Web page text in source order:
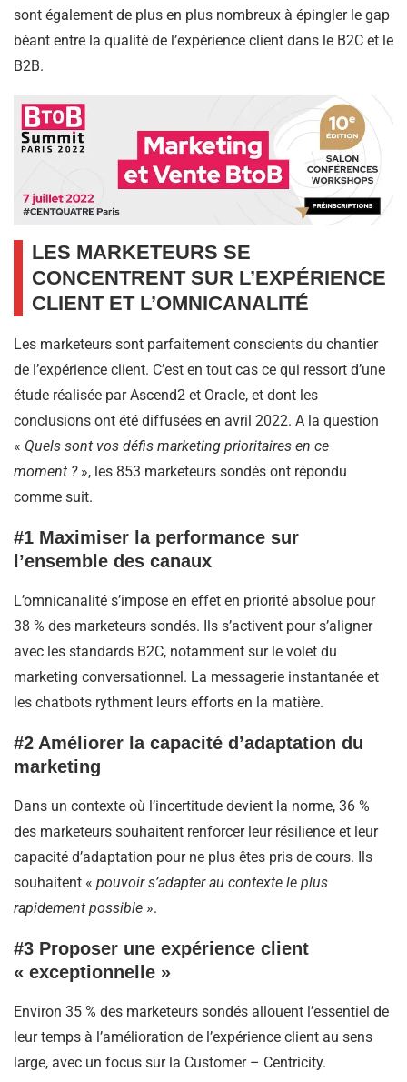
sont également de plus en plus nombreux à épingler le gap
béant entre la qualité de l’expérience client dans le B2C et le
B2B.
LES MARKETEURS SE
CONCENTRENT SUR L’EXPÉRIENCE
CLIENT ET L’OMNICANALITÉ
Les marketeurs sont parfaitement conscients du chantier
de l’expérience client. C’est en tout cas ce qui ressort d’une
étude réalisée par Ascend2 et Oracle, et dont les
conclusions ont été diffusées en avril 2022. A la question
« Quels sont vos défis marketing prioritaires en ce
moment ?», les 853 marketeurs sondés ont répondu
comme suit.
#1 Maximiser la performance sur
l’ensemble des canaux
L’omnicanalité s’impose en effet en priorité absolue pour
38 % des marketeurs sondés. Ils s’activent pour s’aligner
avec les standards B2C, notamment sur le volet du
marketing conversationnel. La messagerie instantanée et
les chatbots rythment leurs efforts en la matière.
#2 Améliorer la capacité d’adaptation du
marketing
Dans un contexte où l’incertitude devient la norme, 36 %
des marketeurs souhaitent renforcer leur résilience et leur
capacité d’adaptation pour ne plus êtes pris de cours. Ils
souhaitent « pouvoir s’adapter au contexte le plus
rapidement possible ».
#3 Proposer une expérience client
« exceptionnelle »
Environ 35 % des marketeurs sondés allouent l’essentiel de
leur temps à l’amélioration de l’expérience client au sens
large, avec un focus sur la Customer – Centricity.